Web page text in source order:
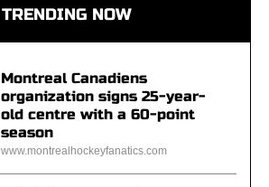
TRENDING NOW
Montreal Canadiens
organization signs 25-year-
old centre with a 60-point
season
www.montrealhockeyfanatics.com